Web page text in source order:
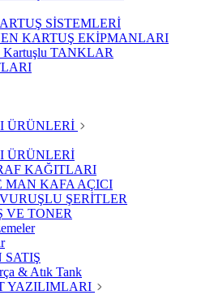
SİSTEMLERİ
KARTUŞ EKİPMANLARI
Kartuşlu TANKLAR
ÜRÜNLERİ
ÜRÜNLERİ
KAĞITLARI
MAN KAFA AÇICI
ŞERİTLER
VE TONER
SATIŞ
& Atık Tank
YAZILIMLARI